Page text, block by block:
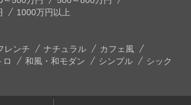
1000万円以上
レンチ ナチュラル
カフェ風
ロ
和風・和モダン シンプル シック